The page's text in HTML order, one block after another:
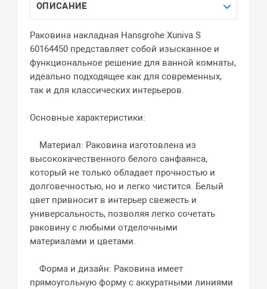
ОПИСАНИЕ
Раковина накладная Hansgrohe Xuniva S
60164450 представляет собой изысканное и
функциональное решение для ванной комнаты,
идеально подходящее как для современных,
так и для классических интерьеров.
Основные характеристики:
Материал: Раковина изготовлена из
высококачественного белого санфаянса,
который не только обладает прочностью и
долговечностью, но и легко чистится. Белый
цвет привносит в интерьер свежесть и
универсальность, позволяя легко сочетать
раковину с любыми отделочными
материалами и цветами.
Форма и дизайн: Раковина имеет
прямоугольную форму с аккуратными линиями